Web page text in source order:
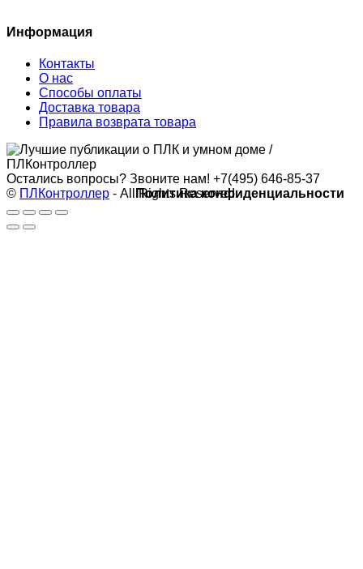
Информация
Контакты
О нас
Способы оплаты
Доставка товара
Правила возврата товара
Остались вопросы? Звоните нам! +7(495) 646-85-37
© ПЛКонтроллер - All Rights Reserved
Политика конфиденциальности